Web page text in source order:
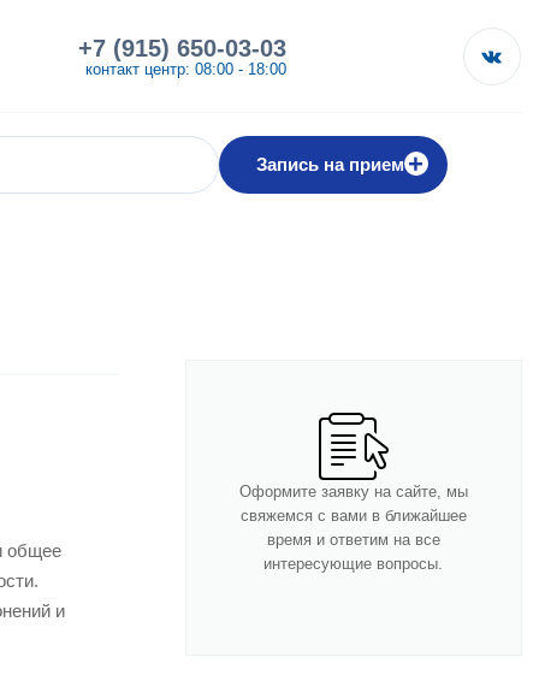
+7 (915) 650-03-03
контакт центр: 08:00 - 18:00
Запись на прием +
общее
и
Оформите заявку на сайте, мы
свяжемся с вами в ближайшее
время и ответим на все
интересующие вопросы.